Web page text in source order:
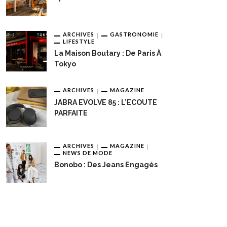
ARCHIVES
GASTRONOMIE
LIFESTYLE
La Maison Boutary : De Paris À
Tokyo
ARCHIVES MAGAZINE
JABRA EVOLVE 85 : L’ECOUTE
PARFAITE
ARCHIVES
MAGAZINE
NEWS DE MODE
Bonobo : Des Jeans Engagés